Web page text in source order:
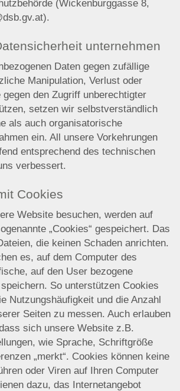
(Wickenburggasse 8,
unternehmen
Daten gegen zufällige
Manipulation, Verlust oder
den Zugriff unberechtigter
setzen wir selbstverständlich
als auch organisatorische
ein. All unsere Vorkehrungen
entsprechend des technischen
verbessert.
Cookies
Website besuchen, werden auf
„Cookies“ gespeichert. Das
die keinen Schaden anrichten.
es, auf dem Computer des
auf den User bezogene
So unterstützen Cookies
Nutzungshäufigkeit und die Anzahl
Seiten zu messen. Auch erlauben
sich unsere Website z.B.
wie Sprache, Schriftgröße
„merkt“. Cookies können keine
oder Viren auf Ihren Computer
dazu, das Internetangebot